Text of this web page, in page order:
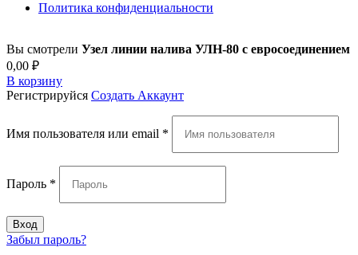
Политика конфиденциальности
Вы смотрели Узел линии налива УЛН-80 с евросоединением
0,00 ₽
В корзину
Регистрируйся Создать Аккаунт
Имя пользователя или email *
Пароль *
Вход
Забыл пароль?